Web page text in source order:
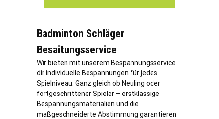
Badminton Schläger
Besaitungsservice
Wir bieten mit unserem Bespannungsservice
dir individuelle Bespannungen für jedes
Spielniveau. Ganz gleich ob Neuling oder
fortgeschrittener Spieler – erstklassige
Bespannungsmaterialien und die
maßgeschneiderte Abstimmung garantieren